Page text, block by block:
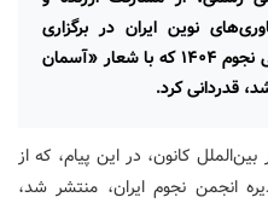
نوین ایران در برگزاری
برنامه‌های گرامی‌داشت هفته جهانی نجوم ۱۴۰۴ که با شعار «آسمان
قدردانی کرد.
کانون، در این پیام، که از
انجمن نجوم ایران، منتشر شد،